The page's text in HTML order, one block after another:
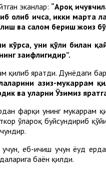
эканлар: “Ароқ
олиб ичса, икки марта
ва салом бериш жоиз
кўрса, уни қўли билан
заифлигидир”.
қилиб яратди. Дунёдаги
азиз-мукаррам
ва уларни Ўзимиз
фарқи унинг мукаррам
ўлароқ буйсундириб
еб-ичиш учун ёҳуд
баён қилди.